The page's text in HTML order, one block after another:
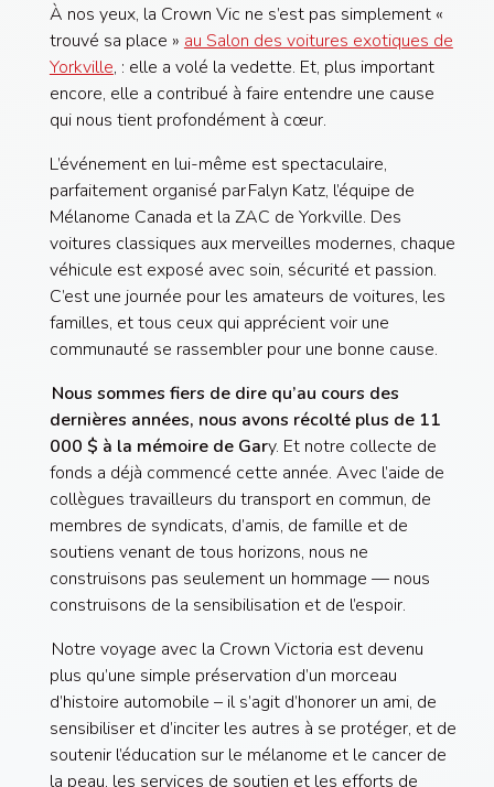
À nos yeux, la Crown Vic ne s’est pas simplement «
trouvé sa place » au Salon des voitures exotiques de
Yorkville, : elle a volé la vedette. Et, plus important
encore, elle a contribué à faire entendre une cause
qui nous tient profondément à cœur.
L’événement en lui-même est spectaculaire,
parfaitement organisé par Falyn Katz, l’équipe de
Mélanome Canada et la ZAC de Yorkville. Des
voitures classiques aux merveilles modernes, chaque
véhicule est exposé avec soin, sécurité et passion.
C’est une journée pour les amateurs de voitures, les
familles, et tous ceux qui apprécient voir une
communauté se rassembler pour une bonne cause.
Nous sommes fiers de dire qu’au cours des
dernières années, nous avons récolté plus de 11
000 $ à la mémoire de Gary. Et notre collecte de
fonds a déjà commencé cette année. Avec l’aide de
collègues travailleurs du transport en commun, de
membres de syndicats, d’amis, de famille et de
soutiens venant de tous horizons, nous ne
construisons pas seulement un hommage — nous
construisons de la sensibilisation et de l’espoir.
Notre voyage avec la Crown Victoria est devenu
plus qu’une simple préservation d’un morceau
d’histoire automobile – il s’agit d’honorer un ami, de
sensibiliser et d’inciter les autres à se protéger, et de
soutenir l’éducation sur le mélanome et le cancer de
la peau, les services de soutien et les efforts de